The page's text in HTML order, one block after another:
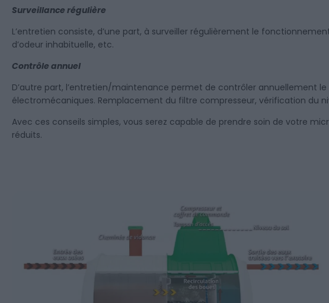
Surveillance régulière
L’entretien consiste, d’une part, à surveiller régulièrement le
d’odeur inhabituelle, etc.
Contrôle annuel
D’autre part, l’entretien/maintenance permet de contrôler
électromécaniques. Remplacement du filtre compresseur, vérification du
Avec ces conseils simples, vous serez capable de prendre soin de votre
réduits.